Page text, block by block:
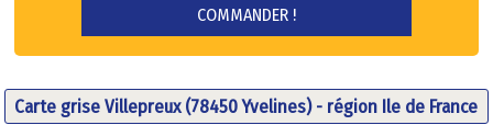
Carte grise Villepreux (78450 Yvelines) - région Ile de France